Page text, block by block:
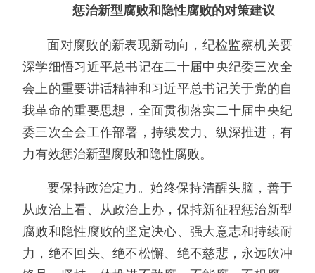
惩治新型腐败和隐性腐败的对策建议
面对腐败的新表现新动向，纪检监察机关要
深学细悟习近平总书记在二十届中央纪委三次全
会上的重要讲话精神和习近平总书记关于党的自
我革命的重要思想，全面贯彻落实二十届中央纪
委三次全会工作部署，持续发力、纵深推进，有
力有效惩治新型腐败和隐性腐败。
要保持政治定力。始终保持清醒头脑，善于
从政治上看、从政治上办，保持新征程惩治新型
腐败和隐性腐败的坚定决心、强大意志和持续耐
力，绝不回头、绝不松懈、绝不慈悲，永远吹冲